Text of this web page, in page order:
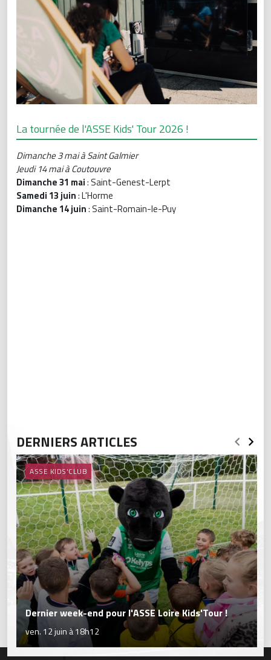
La tournée de l'ASSE Kids' Tour 2026 !
Dimanche 3 mai à Saint Galmier
Jeudi 14 mai à Coutouvre
Dimanche 31 mai: Saint-Genest-Lerpt
Samedi 13 juin: L'Horme
Dimanche 14 juin: Saint-Romain-le-Puy
DERNIERS ARTICLES
ASSE KIDS'CLUB
Dernier week-end pour l'ASSE Loire Kids'Tour !
ven. 12 juin à 18h12